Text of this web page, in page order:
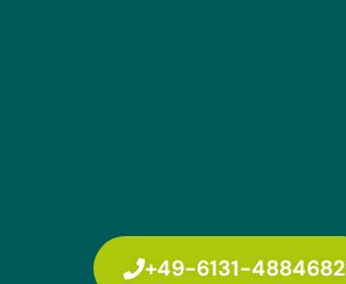
+49-6131-4884682